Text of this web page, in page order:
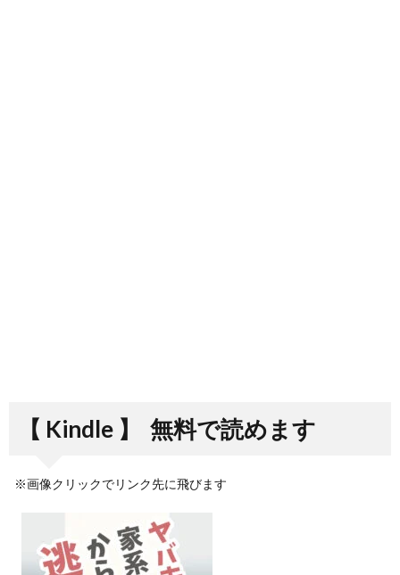
【 Kindle 】 無料で読めます
※画像クリックでリンク先に飛びます